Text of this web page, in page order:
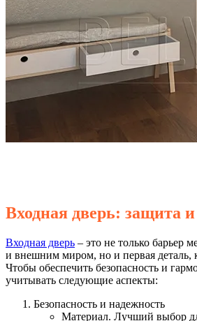
Входная дверь: защита
Входная дверь – это не только барьер
и внешним миром, но и первая деталь,
Чтобы обеспечить безопасность и
учитывать следующие аспекты:
Безопасность и надежность
Материал. Лучший выбор